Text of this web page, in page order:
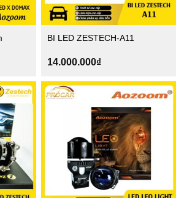
BI LED ZESTECH-A11
14.000.000₫